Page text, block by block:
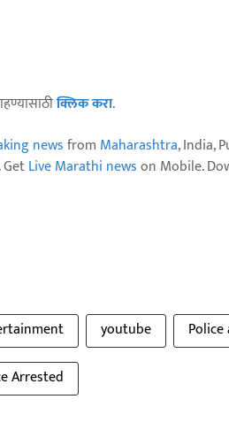
क्लिक करा.
newsfrom Maharashtra, India,
Live Marathi newson Mobile.
youtube
Arrested